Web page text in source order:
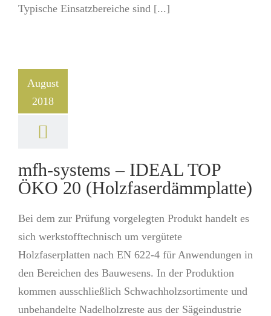
Typische Einsatzbereiche sind [...]
August
2018
mfh-systems – IDEAL TOP
ÖKO 20 (Holzfaserdämmplatte)
Bei dem zur Prüfung vorgelegten Produkt handelt es
sich werkstofftechnisch um vergütete
Holzfaserplatten nach EN 622-4 für Anwendungen in
den Bereichen des Bauwesens. In der Produktion
kommen ausschließlich Schwachholzsortimente und
unbehandelte Nadelholzreste aus der Sägeindustrie